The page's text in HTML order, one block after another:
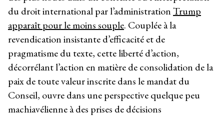
du droit international par l’administrationTrump
apparaît pour le moins souple. Couplée à la
revendication insistante d’efficacité et de
pragmatisme du texte, cette liberté d’action,
décorrélant l’action en matière de consolidation de la
paix de toute valeur inscrite dans le mandat du
Conseil, ouvre dans une perspective quelque peu
machiavélienne à des prises de décisions